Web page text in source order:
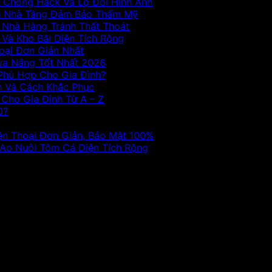
Tầng Đảm Bảo Thẩm Mỹ
Hàng Tránh Thất Thoát
Kho Bãi Diện Tích Rộng
Đơn Giản Nhất
Nắng Tốt Nhất 2026
Hợp Cho Gia Đình?
Cách Khắc Phục
Gia Đình Từ A – Z
Thoại Đơn Giản, Bảo Mật 100%
Nuôi Tôm Cá Diện Tích Rộng
diam nonummy nibh